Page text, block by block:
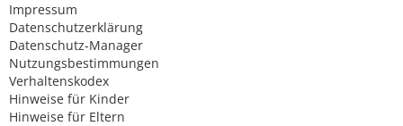
Impressum
Datenschutzerklärung
Datenschutz-Manager
Nutzungsbestimmungen
Verhaltenskodex
Hinweise für Kinder
Hinweise für Eltern